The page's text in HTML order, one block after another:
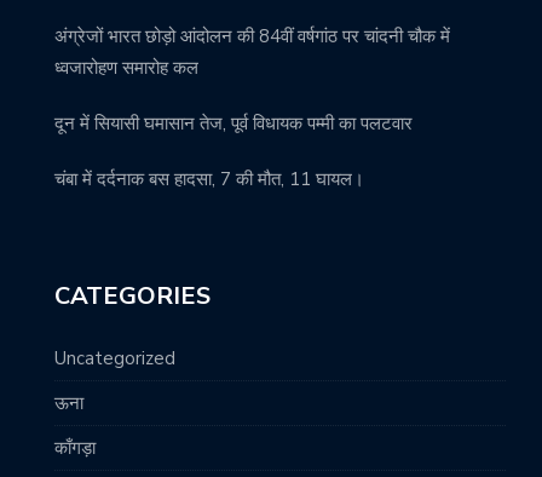
अंग्रेजों भारत छोड़ो आंदोलन की 84वीं वर्षगांठ पर चांदनी चौक में
ध्वजारोहण समारोह कल
दून में सियासी घमासान तेज, पूर्व विधायक पम्मी का पलटवार
चंबा में दर्दनाक बस हादसा, 7 की मौत, 11 घायल।
CATEGORIES
Uncategorized
ऊना
काँगड़ा